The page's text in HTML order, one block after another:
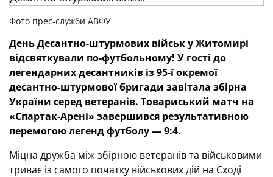
Фото прес-служби АВФУ
День Десантно-штурмових військ у Житомирі
відсвяткували по-футбольному! У гості до
легендарних десантників із 95-ї окремої
десантно-штурмової бригади завітала збірна
України серед ветеранів. Товариський матч на
«Спартак-Арені» завершився результативною
перемогою легенд футболу — 9:4.
Міцна дружба між збірною ветеранів та військовими
триває із самого початку військових дій на Сході